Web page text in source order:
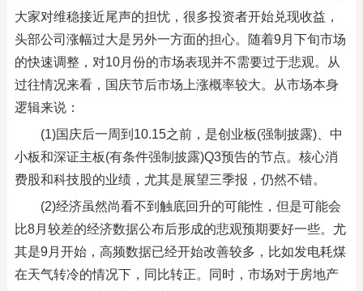
大家对维稳接近尾声的担忧，很多投资者开始兑现收益，
头部公司涨幅过大是另外一方面的担心。随着9月下旬市场
的快速调整，对10月份的市场表现并不需要过于悲观。从
过往情况来看，国庆节后市场上涨概率较大。从市场本身
逻辑来说：
(1)国庆后一周到10.15之前，是创业板(强制披露)、中
小板和深证主板(有条件强制披露)Q3预告的节点。核心消
费股和科技股的业绩，尤其是展望三季报，仍然不错。
(2)经济虽然尚看不到触底回升的可能性，但是可能会
比8月较差的经济数据公布后形成的悲观预期要好一些。尤
其是9月开始，高频数据已经开始改善较多，比如发电耗煤
在天气转冷的情况下，同比转正。同时，市场对于房地产